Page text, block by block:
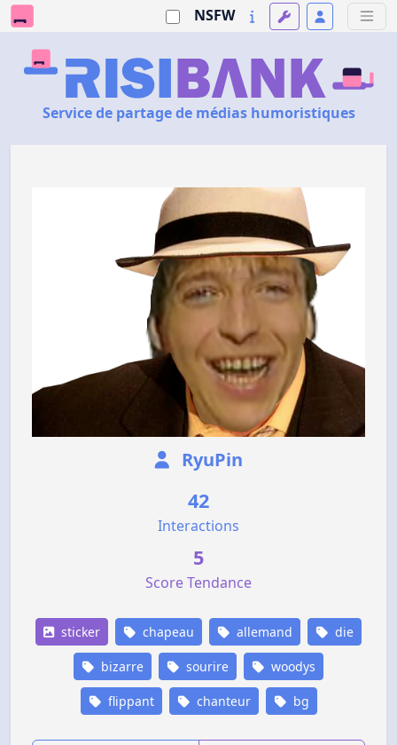
NSFW
Service de partage de médias humoristiques
RyuPin
42
Interactions
5
Score Tendance
sticker chapeau allemand die
bizarre sourire woodys
flippant chanteur bg